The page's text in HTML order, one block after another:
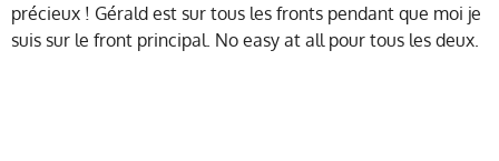
précieux ! Gérald est sur tous les fronts pendant que moi je
suis sur le front principal. No easy at all pour tous les deux.